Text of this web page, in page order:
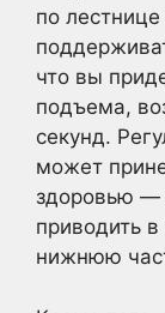
по
что вы
подъема,
секунд.
может
здоровью —
приводить
нижнюю